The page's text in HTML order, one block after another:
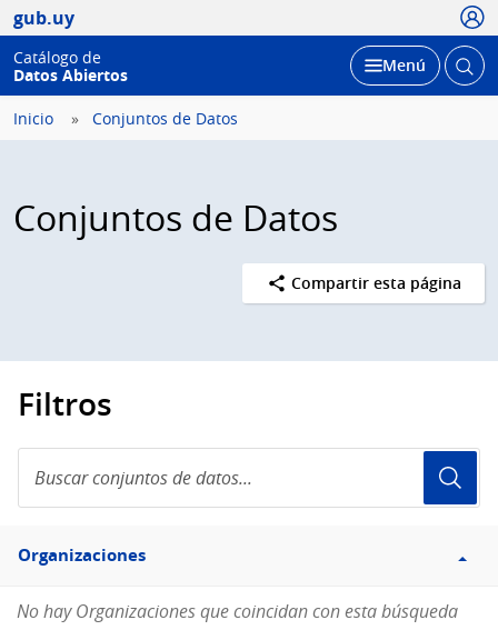
gub.uy
Catálogo de
Datos Abiertos
Desplegar
Menú Abrir
Inicio Conjuntos de Datos
Conjuntos de Datos
Compartir esta página
Filtros
conjuntos
de
Filtro
Organizaciones
Organizaciones
No hay Organizaciones que coincidan con esta búsqueda